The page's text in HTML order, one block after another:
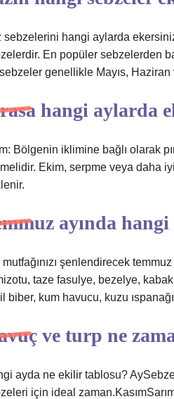
sebzelerini hangi aylarda
En popüler sebzelerden
genellikle Mayıs, Haziran
hangi aylarda
Bölgenin iklimine bağlı olarak
Ekim, serpme veya daha
ayında
mutfağınızı şenlendirecek
taze fasulye, bezelye,
biber, kum havucu, kuzu
ve turp ne
ayda ne ekilir tablosu?
için ideal